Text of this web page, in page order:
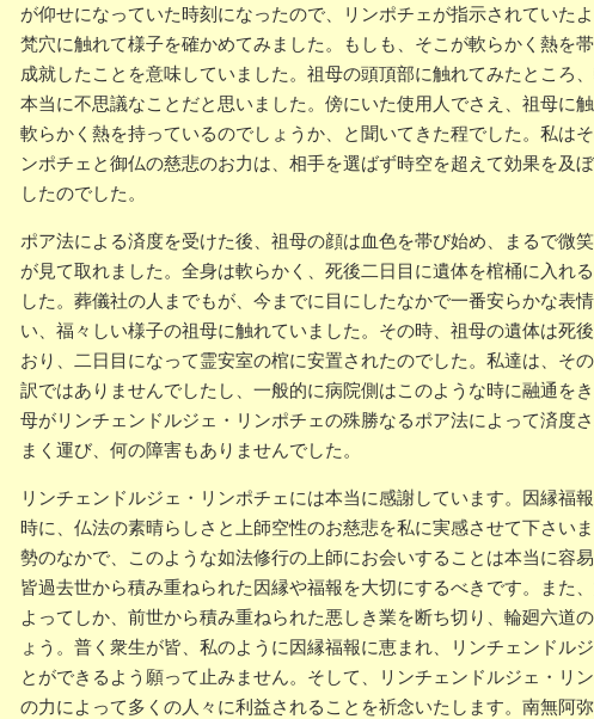
が仰せになっていた時刻になったので、リンポチェが指示されていた
梵穴に触れて様子を確かめてみました。もしも、そこが軟らかく熱を
成就したことを意味していました。祖母の頭頂部に触れてみたところ
本当に不思議なことだと思いました。傍にいた使用人でさえ、祖母に
軟らかく熱を持っているのでしょうか、と聞いてきた程でした。私は
ンポチェと御仏の慈悲のお力は、相手を選ばず時空を超えて効果を及
したのでした。
ポア法による済度を受けた後、祖母の顔は血色を帯び始め、まるで微
が見て取れました。全身は軟らかく、死後二日目に遺体を棺桶に入れ
した。葬儀社の人までもが、今までに目にしたなかで一番安らかな表
い、福々しい様子の祖母に触れていました。その時、祖母の遺体は死
おり、二日目になって霊安室の棺に安置されたのでした。私達は、そ
訳ではありませんでしたし、一般的に病院側はこのような時に融通を
母がリンチェンドルジェ・リンポチェの殊勝なるポア法によって済度
まく運び、何の障害もありませんでした。
リンチェンドルジェ・リンポチェには本当に感謝しています。因縁福
時に、仏法の素晴らしさと上師空性のお慈悲を私に実感させて下さい
勢のなかで、このような如法修行の上師にお会いすることは本当に容
皆過去世から積み重ねられた因縁や福報を大切にするべきです。また
よってしか、前世から積み重ねられた悪しき業を断ち切り、輪廻六道
ょう。普く衆生が皆、私のように因縁福報に恵まれ、リンチェンドル
とができるよう願って止みません。そして、リンチェンドルジェ・リ
の力によって多くの人々に利益されることを祈念いたします。南無阿弥